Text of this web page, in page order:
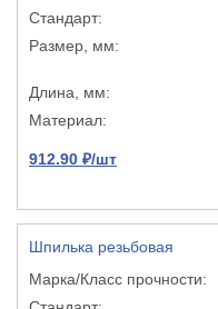
912.90 ₽/шт
Шпилька резьбовая